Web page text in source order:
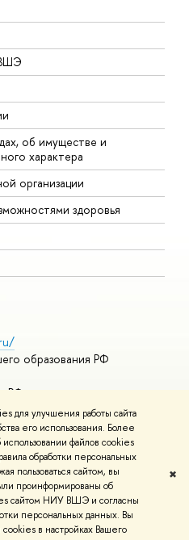
для улучшения работы сайта
его использования. Более
файлов cookies
обработки персональных
пользоваться сайтом, вы
проинформированы об
сайтом НИУ ВШЭ и согласны
персональных данных. Вы
в настройках Вашего
✖
об имуществе и
характера
организации
здоровья
образования РФ
РФ
курсы
контактыУсловия
конфиденциальности
вШколе дизайна НИУ